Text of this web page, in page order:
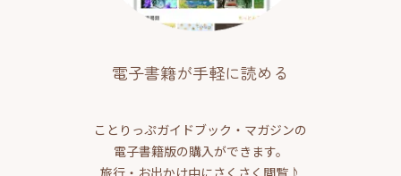
電子書籍が手軽に読める
ことりっぷガイドブック・マガジンの
電子書籍版の購入ができます。
旅行・お出かけ中にさくさく閲覧♪